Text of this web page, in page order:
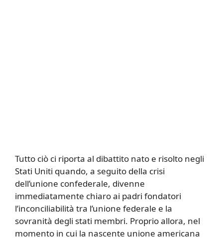
Tutto ciò ci riporta al dibattito nato e risolto negli
Stati Uniti quando, a seguito della crisi
dell’unione confederale, divenne
immediatamente chiaro ai padri fondatori
l’inconciliabilità tra l’unione federale e la
sovranità degli stati membri. Proprio allora, nel
momento in cui la nascente unione americana